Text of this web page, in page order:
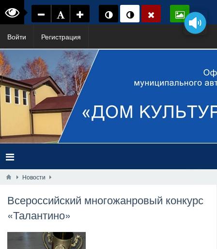
Войти Регистрация
Новости
Всероссийский многожанровый конкурс
«Талантино»